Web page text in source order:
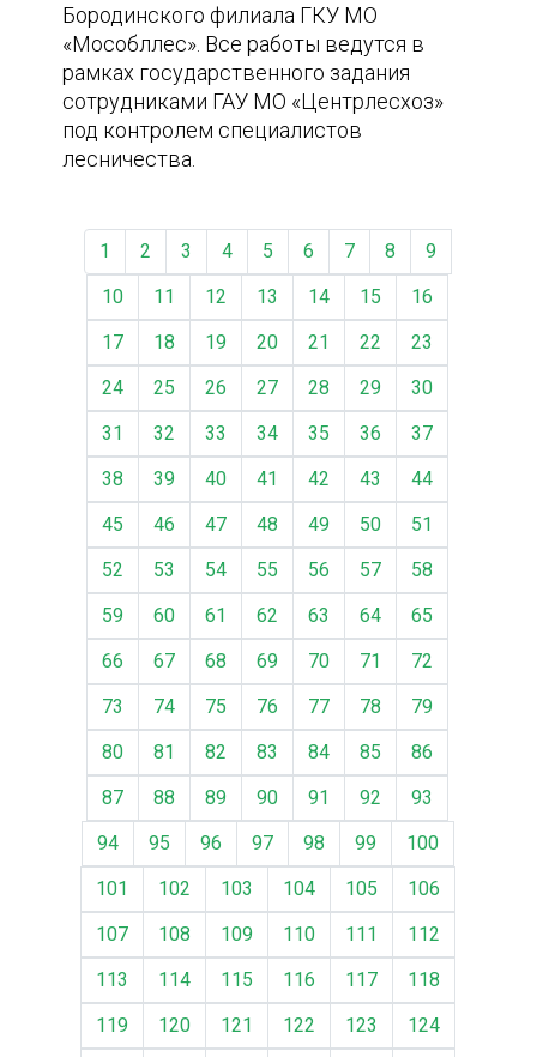
Бородинского филиала ГКУ МО
«Мособллес». Все работы ведутся в
рамках государственного задания
сотрудниками ГАУ МО «Центрлесхоз»
под контролем специалистов
лесничества.
1 2 3 4 5 6 7 8
9
10
11 12 13 14 15
16
17
18 19 20 21 22
23
24
25 26 27 28 29
30
31
32 33 34 35 36
37
38
39 40 41 42 43
44
45
46 47 48 49 50
51
52
53 54 55 56 57
58
59
60 61 62 63 64
65
66
67 68 69 70 71
72
73
74 75 76 77 78
79
80
81 82 83 84 85
86
87
88 89 90 91 92
93
94
95 96 97 98 99
100
101
102 103 104 105
106
107
108 109 110 111
112
113
114 115 116 117
118
119
120 121 122 123
124